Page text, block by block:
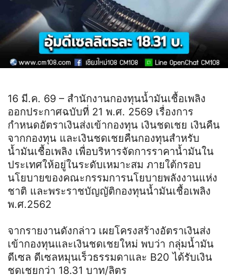
16 มี.ค. 69 – สำนักงานกองทุนน้ำมันเชื้อเพลิง
ออกประกาศฉบับที่ 21 พ.ศ. 2569 เรื่องการ
กำหนดอัตราเงินส่งเข้ากองทุน เงินชดเชย เงินคืน
จากกองทุน และเงินชดเชยคืนกองทุนสำหรับ
น้ำมันเชื้อเพลิง เพื่อบริหารจัดการราคาน้ำมันใน
ประเทศให้อยู่ในระดับเหมาะสม ภายใต้กรอบ
นโยบายของคณะกรรมการนโยบายพลังงานแห่ง
ชาติ และพระราชบัญญัติกองทุนน้ำมันเชื้อเพลิง
พ.ศ.2562
จากรายงานดังกล่าว เผยโครงสร้างอัตราเงินส่ง
เข้ากองทุนและเงินชดเชยใหม่ พบว่า กลุ่มน้ำมัน
ดีเซล ดีเซลหมุนเร็วธรรมดาและ B20 ได้รับเงิน
ชดเชยกว่า 18.31 บาท/ลิตร